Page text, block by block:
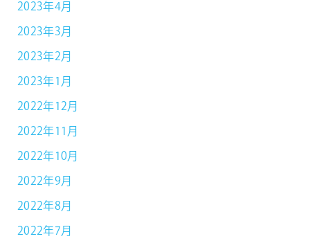
2023年4月
2023年3月
2023年2月
2023年1月
2022年12月
2022年11月
2022年10月
2022年9月
2022年8月
2022年7月